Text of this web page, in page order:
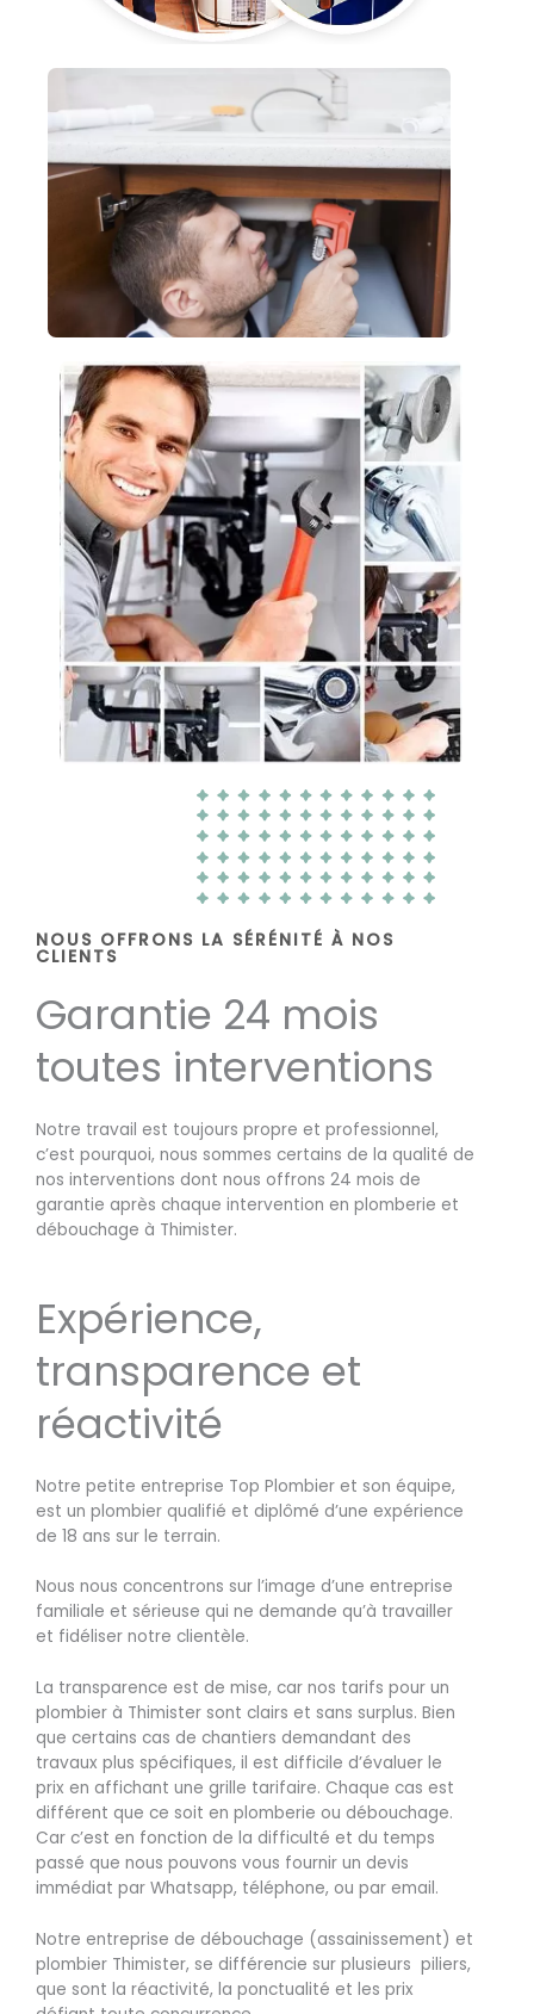
NOUS OFFRONS LA SÉRÉNITÉ À NOS
CLIENTS
Garantie 24 mois
toutes interventions
Notre travail est toujours propre et professionnel,
c’est pourquoi, nous sommes certains de la qualité de
nos interventions dont nous offrons 24 mois de
garantie après chaque intervention en plomberie et
débouchage à Thimister.
Expérience,
transparence et
réactivité
Notre petite entreprise Top Plombier et son équipe,
est un plombier qualifié et diplômé d’une expérience
de 18 ans sur le terrain.
Nous nous concentrons sur l’image d’une entreprise
familiale et sérieuse qui ne demande qu’à travailler
et fidéliser notre clientèle.
La transparence est de mise, car nos tarifs pour un
plombier à Thimister sont clairs et sans surplus. Bien
que certains cas de chantiers demandant des
travaux plus spécifiques, il est difficile d’évaluer le
prix en affichant une grille tarifaire. Chaque cas est
différent que ce soit en plomberie ou débouchage.
Car c’est en fonction de la difficulté et du temps
passé que nous pouvons vous fournir un devis
immédiat par Whatsapp, téléphone, ou par email.
Notre entreprise de débouchage (assainissement) et
plombier Thimister, se différencie sur plusieurs piliers,
que sont la réactivité, la ponctualité et les prix